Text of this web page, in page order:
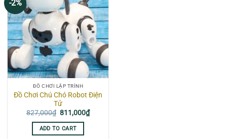
-2%
ĐỒ CHƠI LẬP TRÌNH
Đồ Chơi Chú Chó Robot Điện
Tử
827,000₫ Original
price
was:
827,000₫.
811,000₫Current
price
ADD TO CART